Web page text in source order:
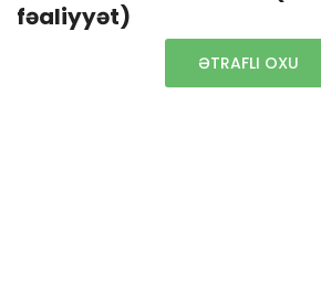
fəaliyyət)
ƏTRAFLI OXU